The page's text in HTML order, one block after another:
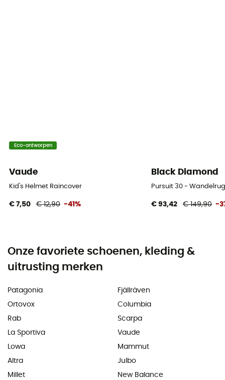
Eco-ontworpen
Vaude
Kid's Helmet Raincover
€ 7,50 € 12,90 -41%
Black Diamond
Pursuit 30 -
€ 93,42 € 149,90 -
Onze favoriete schoenen, kleding &
uitrusting merken
Patagonia
Ortovox
Rab
La Sportiva
Lowa
Altra
Millet
Fjällräven
Columbia
Scarpa
Vaude
Mammut
Julbo
New Balance